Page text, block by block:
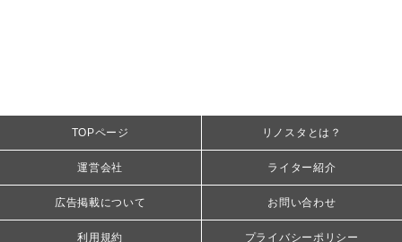
TOPページ リノスタとは？
運営会社 ライター紹介
広告掲載について お問い合わせ
利用規約 プライバシーポリシー